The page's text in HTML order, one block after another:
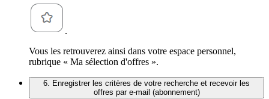
.
Vous les retrouverez ainsi dans votre espace personnel,
rubrique « Ma sélection d'offres ».
6. Enregistrer les critères de votre recherche et recevoir les
offres par e-mail (abonnement)